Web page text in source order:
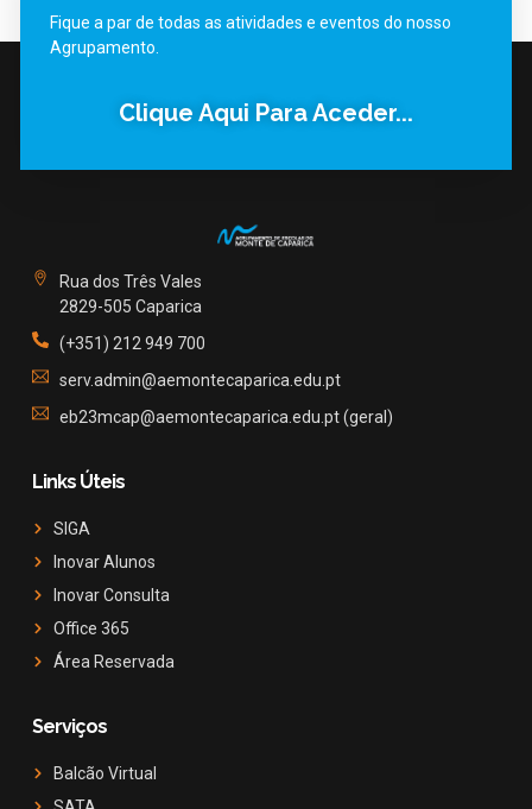
Fique a par de todas as atividades e eventos do nosso
Agrupamento.
Clique Aqui Para Aceder...
Rua dos Três Vales
2829-505 Caparica
(+351) 212 949 700
serv.admin@aemontecaparica.edu.pt
eb23mcap@aemontecaparica.edu.pt (geral)
Links Úteis
SIGA
Inovar Alunos
Inovar Consulta
Office 365
Área Reservada
Serviços
Balcão Virtual